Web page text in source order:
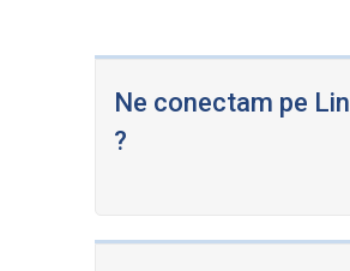
Ne conectam pe
?